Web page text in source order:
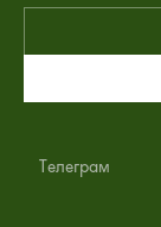
Телеграм